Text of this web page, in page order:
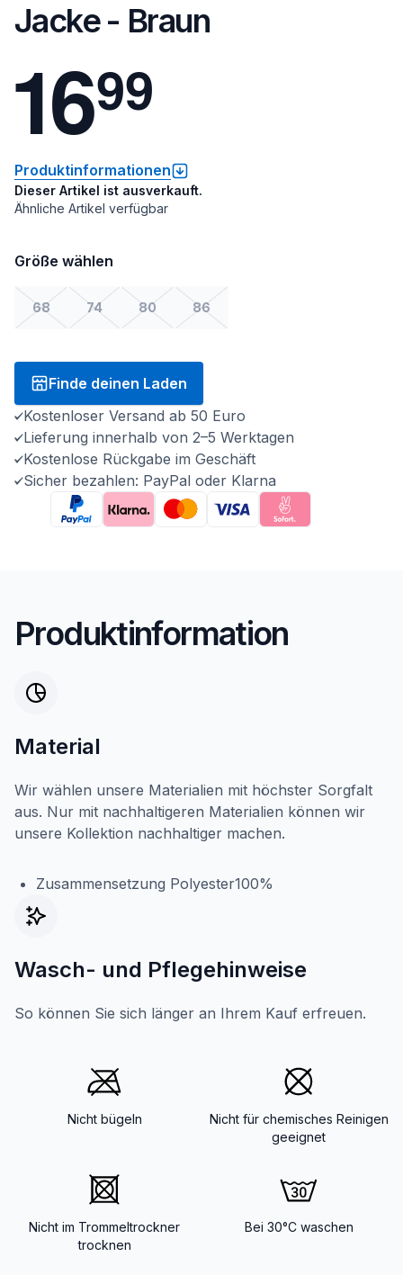
Jacke - Braun
1699
Produktinformationen
Dieser Artikel ist ausverkauft.
Ähnliche Artikel verfügbar
Größe wählen
68 74 80 86
Finde deinen Laden
Kostenloser Versand ab 50 Euro
Lieferung innerhalb von 2–5 Werktagen
Kostenlose Rückgabe im Geschäft
Sicher bezahlen: PayPal oder Klarna
Produktinformation
Material
Wir wählen unsere Materialien mit höchster Sorgfalt
aus. Nur mit nachhaltigeren Materialien können wir
unsere Kollektion nachhaltiger machen.
Zusammensetzung Polyester100%
Wasch- und Pflegehinweise
So können Sie sich länger an Ihrem Kauf erfreuen.
Nicht bügeln
Nicht für chemisches Reinigen
geeignet
Nicht im Trommeltrockner
trocknen
Bei 30°C waschen